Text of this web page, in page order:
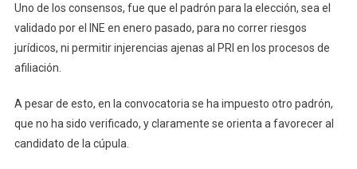
Uno de los consensos, fue que el padrón para la elección, sea el
validado por el INE en enero pasado, para no correr riesgos
jurídicos, ni permitir injerencias ajenas al PRI en los procesos de
afiliación.
A pesar de esto, en la convocatoria se ha impuesto otro padrón,
que no ha sido verificado, y claramente se orienta a favorecer al
candidato de la cúpula.